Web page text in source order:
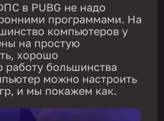
в PUBG не надо
программами. На
компьютеров у
на простую
хорошо
большинства
можно настроить
и мы покажем как.